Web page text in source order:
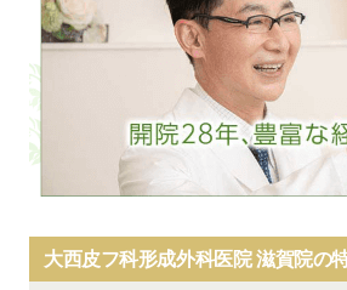
大西皮フ科形成外科医院 滋賀院の